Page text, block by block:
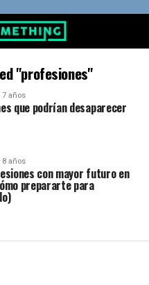
"profesiones"
7 años
que podrían desaparecer
8 años
con mayor futuro en
prepararte para